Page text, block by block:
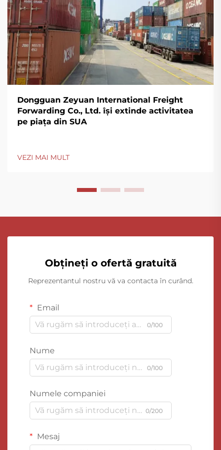
Dongguan Zeyuan International Freight
Forwarding Co., Ltd. își extinde activitatea
pe piața din SUA
VEZI MAI MULT
Obțineți o ofertă gratuită
Reprezentantul nostru vă va contacta în curând.
Email
0/100
Nume
0/100
Numele companiei
0/200
Mesaj